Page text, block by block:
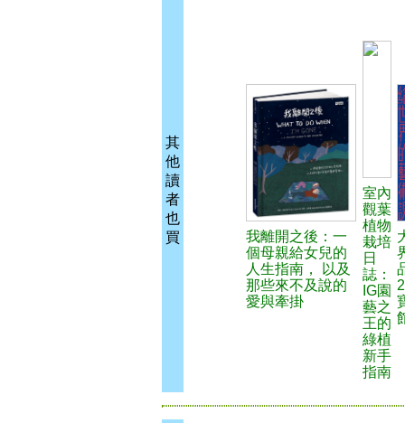
其
他
讀
者
也
買
我離開之後：一
個母親給女兒的
人生指南， 以及
那些來不及說的
愛與牽掛
室內
觀葉
植物
栽培
日
誌：
IG園
藝之
王的
綠植
新手
指南